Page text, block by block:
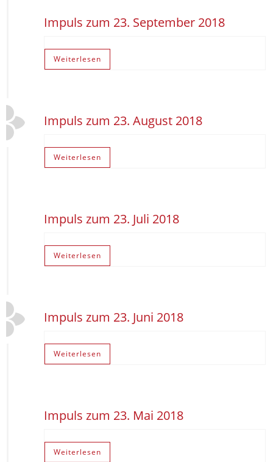
Impuls zum 23. September 2018
Weiterlesen
Impuls zum 23. August 2018
Weiterlesen
Impuls zum 23. Juli 2018
Weiterlesen
Impuls zum 23. Juni 2018
Weiterlesen
Impuls zum 23. Mai 2018
Weiterlesen